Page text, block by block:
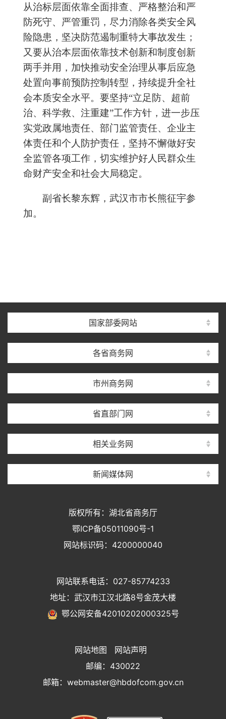
从治标层面依靠全面排查、严格整治和严
防死守、严管重罚，尽力消除各类安全风
险隐患，坚决防范遏制重特大事故发生；
又要从治本层面依靠技术创新和制度创新
两手并用，加快推动安全治理从事后应急
处置向事前预防控制转型，持续提升全社
会本质安全水平。要坚持“立足防、超前
治、科学救、注重建”工作方针，进一步压
实党政属地责任、部门监管责任、企业主
体责任和个人防护责任，坚持不懈做好安
全监管各项工作，切实维护好人民群众生
命财产安全和社会大局稳定。
副省长黎东辉，武汉市市长熊征宇参
加。
国家部委网站
各省商务网
市州商务网
省直部门网
相关业务网
新闻媒体网
版权所有：湖北省商务厅
鄂ICP备05011090号-1
网站标识码：4200000040
网站联系电话：027-85774233
地址：武汉市江汉北路8号金茂大楼
鄂公网安备42010202000325号
网站地图
网站声明
邮编：430022
邮箱：webmaster@hbdofcom.gov.cn